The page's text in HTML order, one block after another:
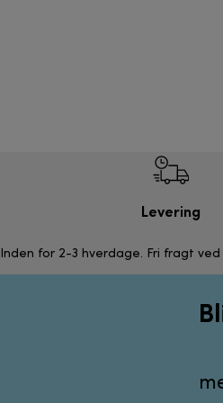
Levering
Inden for 2-3 hverdage. Fri fragt ved